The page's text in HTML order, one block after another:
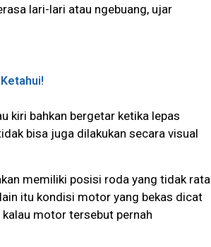
lari-lari atau ngebuang, ujar
kiri bahkan bergetar ketika lepas
bisa juga dilakukan secara visual
memiliki posisi roda yang tidak rata
itu kondisi motor yang bekas dicat
motor tersebut pernah